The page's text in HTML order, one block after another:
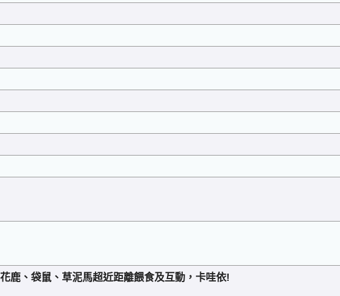
鹿、袋鼠、草泥馬超近距離餵食及互動，卡哇依!